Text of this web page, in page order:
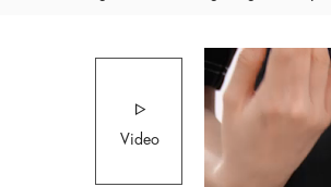
Video